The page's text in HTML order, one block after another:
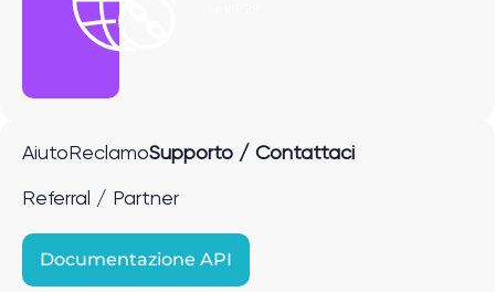
Aiuto ReclamoSupporto / Contattaci
Referral / Partner
Documentazione API